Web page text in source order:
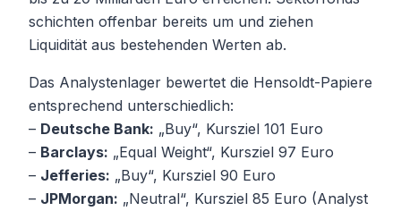
schichten offenbar bereits um und ziehen
Liquidität aus bestehenden Werten ab.
Das Analystenlager bewertet die Hensoldt-Papiere
entsprechend unterschiedlich:
– Deutsche Bank: „Buy“, Kursziel 101 Euro
– Barclays: „Equal Weight“, Kursziel 97 Euro
– Jefferies: „Buy“, Kursziel 90 Euro
– JPMorgan: „Neutral“, Kursziel 85 Euro (Analyst